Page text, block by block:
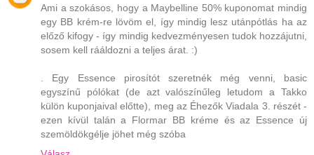
Ami a szokásos, hogy a Maybelline 50% kuponomat mindig
egy BB krém-re lövöm el, így mindig lesz utánpótlás ha az
előző kifogy - így mindig kedvezményesen tudok hozzájutni,
sosem kell rááldozni a teljes árat. :)
. Egy Essence pirosítót szeretnék még venni, basic
egyszínű pólókat (de azt valószínűleg letudom a Takko
külön kuponjaival előtte), meg az Éhezők Viadala 3. részét -
ezen kívül talán a Flormar BB kréme és az Essence új
szemöldökgélje jöhet még szóba